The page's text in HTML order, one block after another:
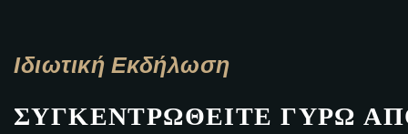
Ιδιωτική Εκδήλωση
ΣΥΓΚΕΝΤΡΩΘΕΊΤΕ ΓΎΡΩ ΑΠ